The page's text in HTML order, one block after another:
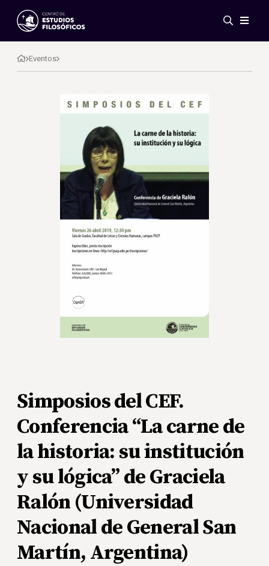
Eventos
Novedades
Investigación
Publicaciones
Acerca de nosotros
Reglamento
Eventos
Simposios del CEF.
Conferencia “La carne de
la historia: su institución
y su lógica” de Graciela
Ralón (Universidad
Nacional de General San
Martín, Argentina)